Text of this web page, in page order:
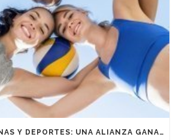
SONRISAS SANAS Y DEPORTES: UNA ALIANZA GANADORA